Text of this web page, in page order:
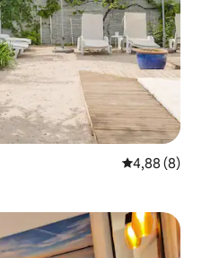
Évaluation
4,88 (8)